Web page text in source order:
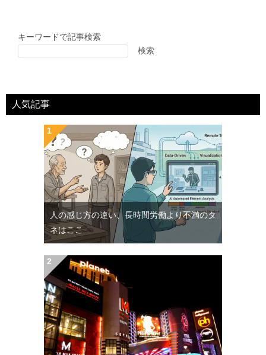
キーワードで記事検索
検索
人気記事
人の感じ方の違い、長時間労働より不満のタ
ネはここ